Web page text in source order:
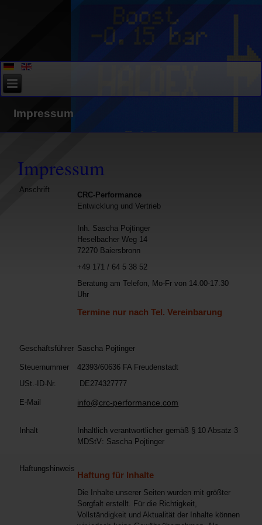
Impressum
Impressum
Anschrift
CRC-Performance
Entwicklung und Vertrieb
Inh. Sascha Pojtinger
Heselbacher Weg 14
72270 Baiersbronn
+49 171 / 64 5 38 52
Beratung am Telefon, Mo-Fr von 14.00-17.30
Uhr
Termine nur nach Tel. Vereinbarung
Geschäftsführer Sascha Pojtinger
Steuernummer
USt.-ID-Nr.
42393/60636 FA Freudenstadt
DE274327777
E-Mail info@crc-performance.com
Inhalt
Inhaltlich verantwortlicher gemäß § 10 Absatz 3
MDStV: Sascha Pojtinger
Haftungshinweis
Haftung für Inhalte
Die Inhalte unserer Seiten wurden mit größter
Sorgfalt erstellt. Für die Richtigkeit,
Vollständigkeit und Aktualität der Inhalte können